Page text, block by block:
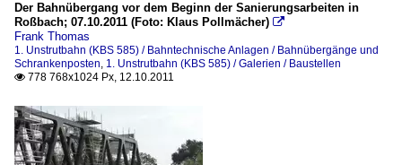
Der Bahnübergang vor dem Beginn der Sanierungsarbeiten in
Roßbach; 07.10.2011 (Foto: Klaus Pollmächer) 
Frank Thomas
1. Unstrutbahn (KBS 585) / Bahntechnische Anlagen / Bahnübergänge und
Schrankenposten, 1. Unstrutbahn (KBS 585) / Galerien / Baustellen
 778 768x1024 Px, 12.10.2011